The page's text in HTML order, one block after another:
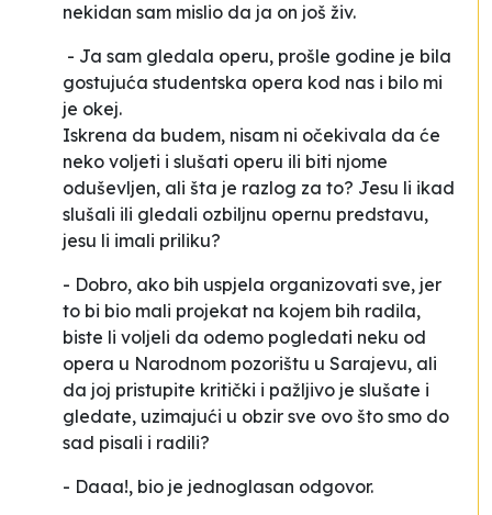
nekidan sam mislio da ja on još živ.
- Ja sam gledala operu, prošle godine je bila
gostujuća studentska opera kod nas i bilo mi
je okej.
Iskrena da budem, nisam ni očekivala da će
neko voljeti i slušati operu ili biti njome
oduševljen, ali šta je razlog za to? Jesu li ikad
slušali ili gledali ozbiljnu opernu predstavu,
jesu li imali priliku?
- Dobro, ako bih uspjela organizovati sve, jer
to bi bio mali projekat na kojem bih radila,
biste li voljeli da odemo pogledati neku od
opera u Narodnom pozorištu u Sarajevu, ali
da joj pristupite kritički i pažljivo je slušate i
gledate, uzimajući u obzir sve ovo što smo do
sad pisali i radili?
- Daaa!, bio je jednoglasan odgovor.